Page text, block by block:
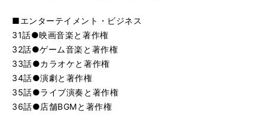
■エンターテイメント・ビジネス
31話●映画音楽と著作権
32話●ゲーム音楽と著作権
33話●カラオケと著作権
34話●演劇と著作権
35話●ライブ演奏と著作権
36話●店舗BGMと著作権